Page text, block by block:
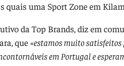
quais uma Sport Zone em
da Top Brands, diz em
que «estamos muito satisfeitos
em Portugal e